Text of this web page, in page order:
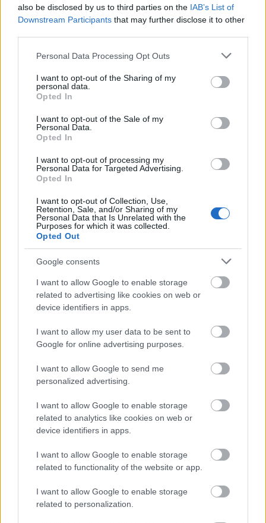
also be disclosed by us to third parties on the IAB’s List of
Downstream Participants that may further disclose it to other
Please note that this website/app uses one or more Google
not limited to your visit or usage behaviour. You may click to
grant or deny consent to Google and its third-party tags to
use your data for below specified purposes in below Google
consent section.
Personal Data Processing Opt Outs
I want to opt-out of the Sharing of my
personal data.
Opted In
I want to opt-out of the Sale of my
Personal Data.
Opted In
I want to opt-out of processing my
Personal Data for Targeted Advertising.
Opted In
I want to opt-out of Collection, Use,
Retention, Sale, and/or Sharing of my
Personal Data that Is Unrelated with the
Purposes for which it was collected.
Opted Out
Google consents
I want to allow Google to enable storage
related to advertising like cookies on web or
device identifiers in apps.
I want to allow my user data to be sent to
Google for online advertising purposes.
I want to allow Google to send me
personalized advertising.
I want to allow Google to enable storage
related to analytics like cookies on web or
device identifiers in apps.
I want to allow Google to enable storage
related to functionality of the website or app.
I want to allow Google to enable storage
related to personalization.
Rőt rádzsalepke (Charaxes bernardus
) & apolló-
lepke (Parnassius apollo
) – kép forrása: Amazon
Spanyol farkasalmalepke (
sáfránylepke (Colias croceus) – kép forrása:
Amazon UK
Mint az kiderülhetett a bemutató címéből, ez a kötet
jóval több egy egyszerű könyvnél – ha úgy tartja
kiadványt! A szaggatott vonalak mentén a felesleges
részeket leválasztva lepkéink szinte kiemelkednek a
lapokból. Nekem nem volt szívem ilyesmit tenni, de
az alább linkelt videót végignézve már el tudjuk
képzelni, miként festhet a végeredmény a
valóságban.